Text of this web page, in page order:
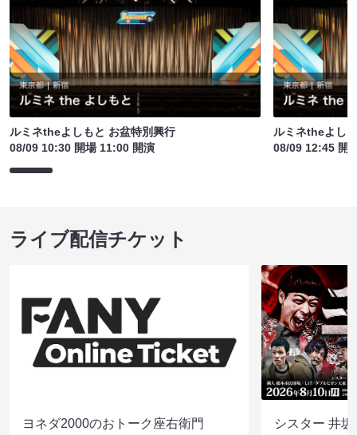
ルミネtheよしもと お盆特別興行
08/09 10:30 開場 11:00 開演
ルミネtheよし
08/09 12:45 開
ライブ配信チケット
ヨネダ2000のおトーク座右衛門
シスター 井